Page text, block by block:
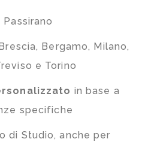
Bergamo, Milano,
e Torino
in base a
specifiche
di Studio, anche per